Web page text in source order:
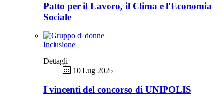
Patto per il Lavoro, il Clima e l'Economia
Sociale
Inclusione
Dettagli
10 Lug 2026
I vincenti del concorso di UNIPOLIS